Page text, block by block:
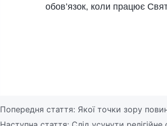
обов’язок, коли працює
Попередня стаття: Якої точки зору